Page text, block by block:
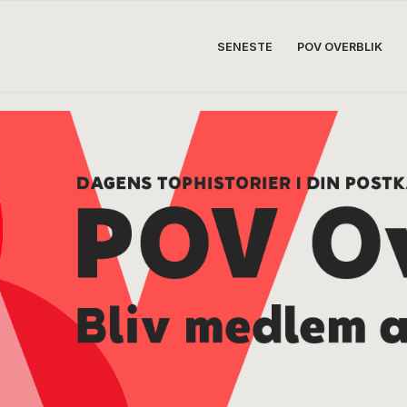
SENESTE POV OVERBLIK